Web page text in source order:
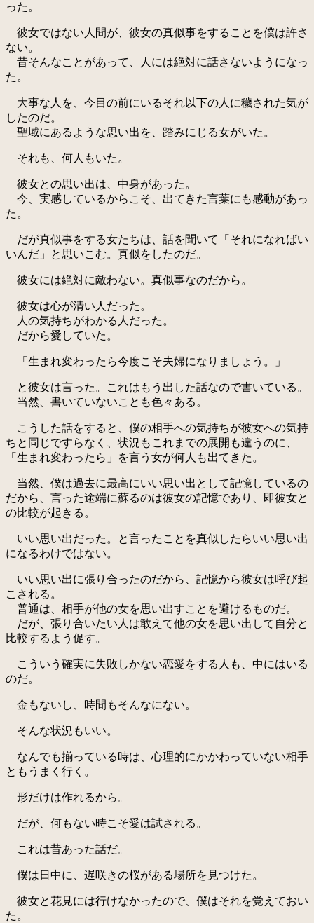
った。
彼女ではない人間が、彼女の真似事をすることを僕は許さ
ない。
昔そんなことがあって、人には絶対に話さないようになっ
た。
大事な人を、今目の前にいるそれ以下の人に穢された気が
したのだ。
聖域にあるような思い出を、踏みにじる女がいた。
それも、何人もいた。
彼女との思い出は、中身があった。
今、実感しているからこそ、出てきた言葉にも感動があっ
た。
だが真似事をする女たちは、話を聞いて「それになればい
いんだ」と思いこむ。真似をしたのだ。
彼女には絶対に敵わない。真似事なのだから。
彼女は心が清い人だった。
人の気持ちがわかる人だった。
だから愛していた。
「生まれ変わったら今度こそ夫婦になりましょう。」
と彼女は言った。これはもう出した話なので書いている。
当然、書いていないことも色々ある。
こうした話をすると、僕の相手への気持ちが彼女への気持
ちと同じですらなく、状況もこれまでの展開も違うのに、
「生まれ変わったら」を言う女が何人も出てきた。
当然、僕は過去に最高にいい思い出として記憶しているの
だから、言った途端に蘇るのは彼女の記憶であり、即彼女と
の比較が起きる。
いい思い出だった。と言ったことを真似したらいい思い出
になるわけではない。
いい思い出に張り合ったのだから、記憶から彼女は呼び起
こされる。
普通は、相手が他の女を思い出すことを避けるものだ。
だが、張り合いたい人は敢えて他の女を思い出して自分と
比較するよう促す。
こういう確実に失敗しかない恋愛をする人も、中にはいる
のだ。
金もないし、時間もそんなにない。
そんな状況もいい。
なんでも揃っている時は、心理的にかかわっていない相手
ともうまく行く。
形だけは作れるから。
だが、何もない時こそ愛は試される。
これは昔あった話だ。
僕は日中に、遅咲きの桜がある場所を見つけた。
彼女と花見には行けなかったので、僕はそれを覚えておい
た。